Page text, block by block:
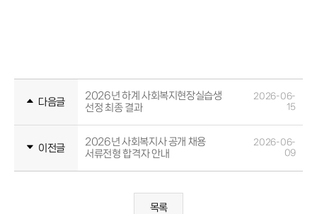
다음글
2026년 하계 사회복지현장실습생
선정 최종 결과
2026-06-
15
이전글
2026년 사회복지사 공개 채용
서류전형 합격자 안내
2026-06-
09
목록